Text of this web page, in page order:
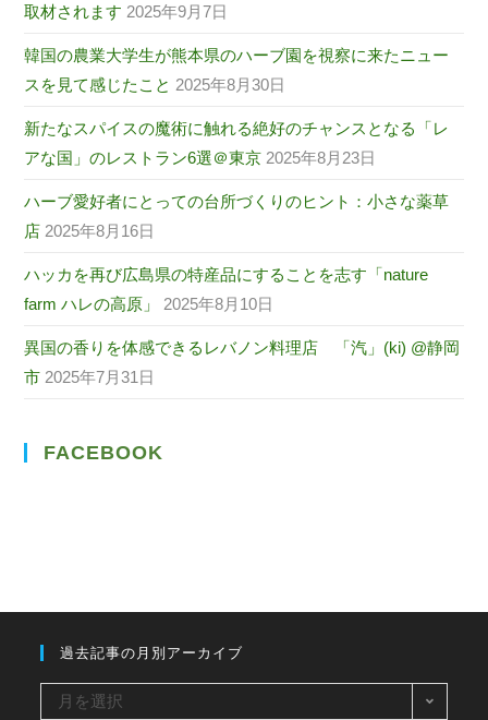
取材されます 2025年9月7日
韓国の農業大学生が熊本県のハーブ園を視察に来たニュー
スを見て感じたこと 2025年8月30日
新たなスパイスの魔術に触れる絶好のチャンスとなる「レ
アな国」のレストラン6選＠東京 2025年8月23日
ハーブ愛好者にとっての台所づくりのヒント：小さな薬草
店 2025年8月16日
ハッカを再び広島県の特産品にすることを志す「nature
farm ハレの高原」
2025年8月10日
異国の香りを体感できるレバノン料理店 「汽」(ki) @静岡
市 2025年7月31日
FACEBOOK
過去記事の月別アーカイブ
月を選択